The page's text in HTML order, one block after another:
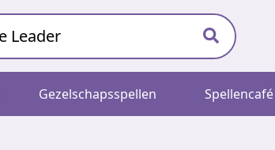
Gezelschapsspellen Spellencafé